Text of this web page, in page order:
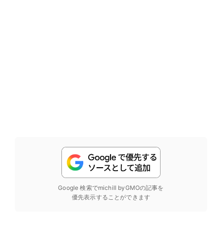
Google 検索でmichill byGMOの記事を
優先表示することができます